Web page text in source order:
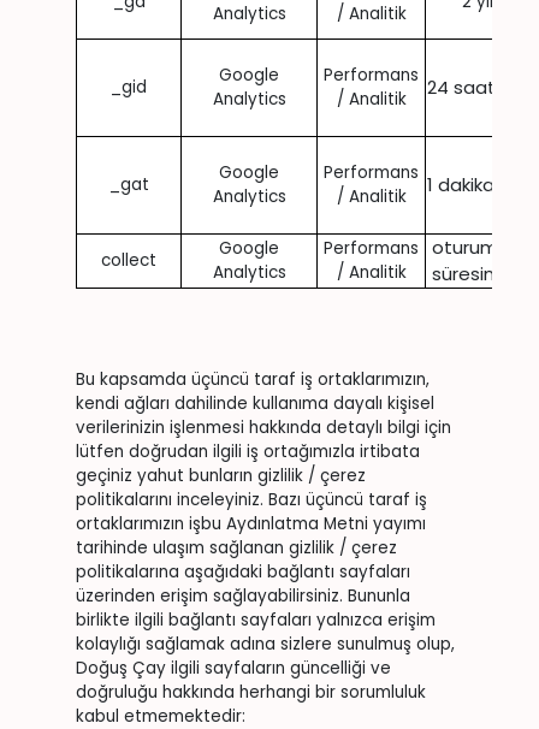
Analytics
/ Analitik
_gid
Google
Analytics
Performans
/ Analitik
24 saat
_gat
Google
Analytics
Performans
/ Analitik
1 dakika
collect
Google
Analytics
Performans
/ Analitik
oturum
süresince
Bu kapsamda üçüncü taraf iş ortaklarımızın,
kendi ağları dahilinde kullanıma dayalı kişisel
verilerinizin işlenmesi hakkında detaylı bilgi için
lütfen doğrudan ilgili iş ortağımızla irtibata
geçiniz yahut bunların gizlilik / çerez
politikalarını inceleyiniz. Bazı üçüncü taraf iş
ortaklarımızın işbu Aydınlatma Metni yayımı
tarihinde ulaşım sağlanan gizlilik / çerez
politikalarına aşağıdaki bağlantı sayfaları
üzerinden erişim sağlayabilirsiniz. Bununla
birlikte ilgili bağlantı sayfaları yalnızca erişim
kolaylığı sağlamak adına sizlere sunulmuş olup,
Doğuş Çay ilgili sayfaların güncelliği ve
doğruluğu hakkında herhangi bir sorumluluk
kabul etmemektedir: